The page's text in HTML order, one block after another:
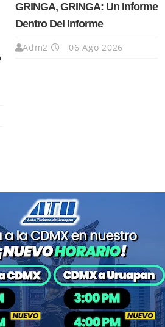
GRINGA, GRINGA: Un Informe
Dentro Del Informe
Adm2 06 Ago 2026